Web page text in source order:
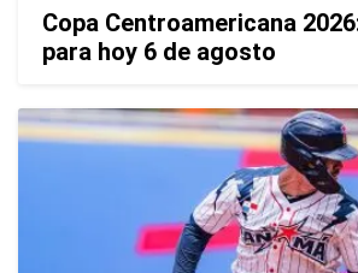
Copa Centroamericana
para hoy 6 de agosto